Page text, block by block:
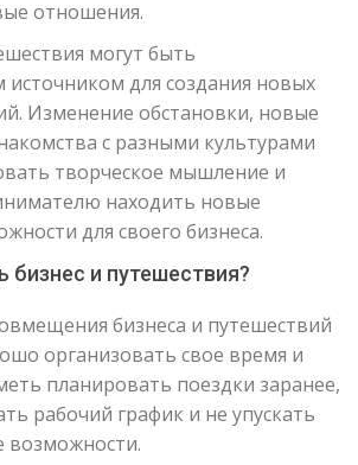
отношения.
могут быть
для создания новых
Изменение обстановки, новые
с разными культурами
творческое мышление и
находить новые
для своего бизнеса.
бизнес и путешествия?
бизнеса и путешествий
организовать свое время и
планировать поездки заранее,
рабочий график и не упускать